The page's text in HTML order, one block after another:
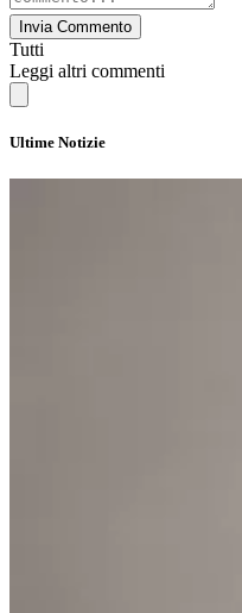
Invia Commento
Tutti
Leggi altri commenti
Ultime Notizie